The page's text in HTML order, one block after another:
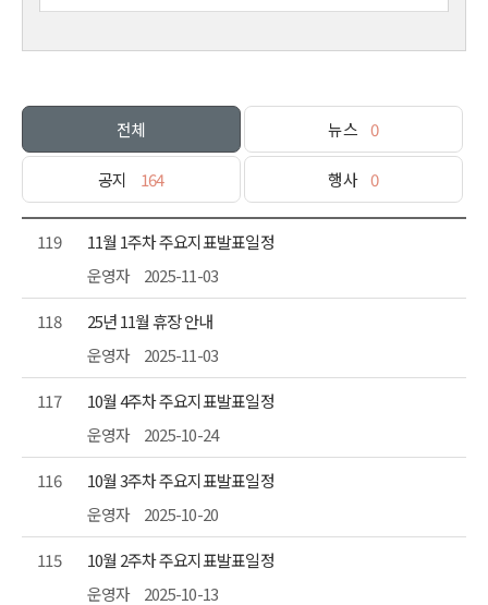
전체 뉴스 0
공지 164 행사 0
119
11월 1주차 주요지표발표일정
운영자
2025-11-03
118
25년 11월 휴장 안내
운영자
2025-11-03
117
10월 4주차 주요지표발표일정
운영자
2025-10-24
116
10월 3주차 주요지표발표일정
운영자
2025-10-20
115
10월 2주차 주요지표발표일정
운영자
2025-10-13